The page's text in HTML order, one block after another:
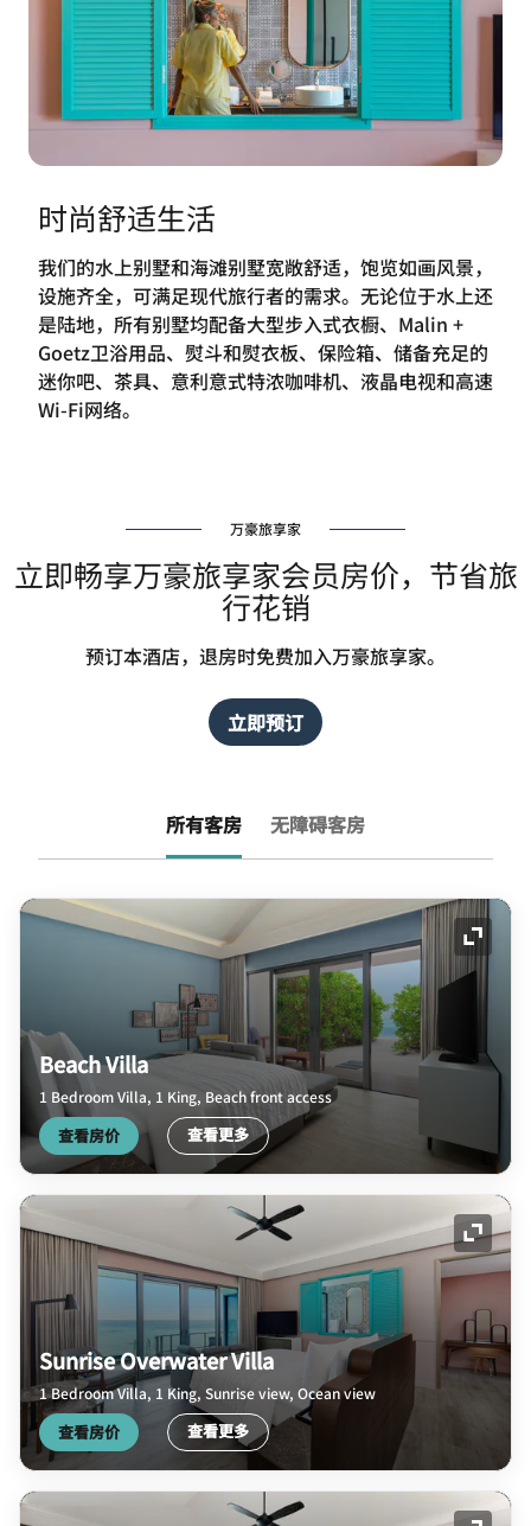
时尚舒适生活
我们的水上别墅和海滩别墅宽敞舒适，饱览如画风景，
设施齐全，可满足现代旅行者的需求。无论位于水上还
是陆地，所有别墅均配备大型步入式衣橱、Malin +
Goetz卫浴用品、熨斗和熨衣板、保险箱、储备充足的
迷你吧、茶具、意利意式特浓咖啡机、液晶电视和高速
Wi-Fi网络。
万豪旅享家
立即畅享万豪旅享家会员房价，节省旅
行花销
预订本酒店，退房时免费加入万豪旅享家。
立即预订
所有客房 无障碍客房
展开
Beach Villa
1 Bedroom Villa, 1 King, Beach front access
查看房价 查看更多
展开
Sunrise Overwater Villa
1 Bedroom Villa, 1 King, Sunrise view, Ocean view
查看房价 查看更多